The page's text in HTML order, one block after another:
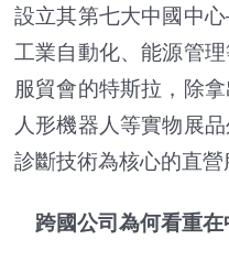
設立其第七大中國中
工業自動化、能源管
服貿會的特斯拉，除
人形機器人等實物展
診斷技術為核心的直營
跨國公司為何看重